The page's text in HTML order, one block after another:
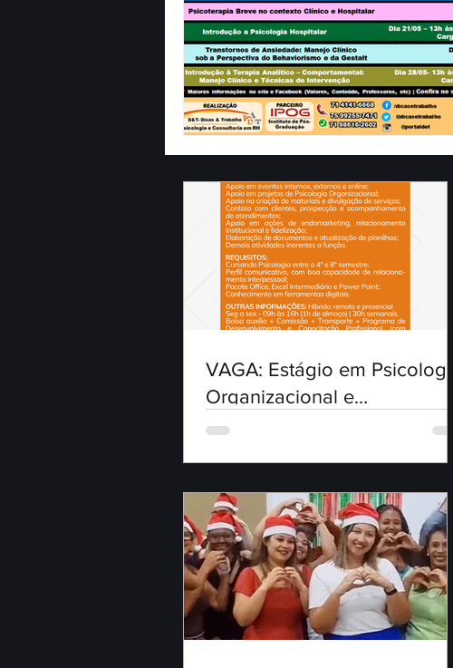
VAGA: Estágio em Psicologia
Organizacional e
Relacionamento Institucional